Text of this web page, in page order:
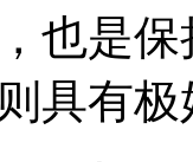
也是
具有